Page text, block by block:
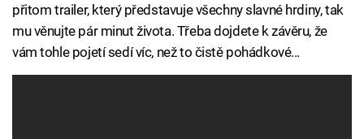
přitom trailer, který představuje všechny slavné hrdiny, tak
mu věnujte pár minut života. Třeba dojdete k závěru, že
vám tohle pojetí sedí víc, než to čistě pohádkové...